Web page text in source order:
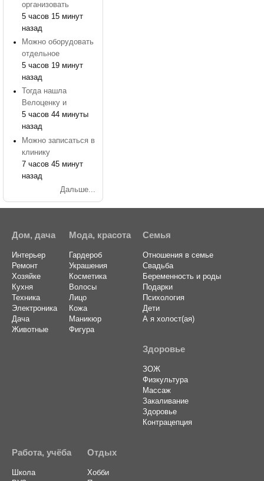
организовать
5 часов 15 минут
назад
Можно оборудовать
отдельное
5 часов 19 минут
назад
Тогда нашла
Велоценку и
5 часов 44 минуты
назад
Можно записаться в
клинику
7 часов 45 минут
назад
Дальше...
Дом, дача
Интерьер
Ремонт
Хозяйке
Кухня
Техника
Электроника
Дача
Животные
Мода, красота
Гардероб
Украшения
Косметика
Волосы
Лицо
Кожа
Маникюр
Фигура
Семья
Отношения в семье
Свадьба
Беременность и роды
Подарки
Психология
Дети
А я холост(ая)
Здоровье
ЗОЖ
Физкультура
Массаж
Закаливание
Здоровье
Контрацепция
Работа, учёба
Школа
Отдых
Хобби